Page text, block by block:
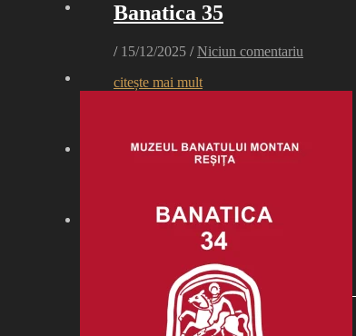
Banatica 35
/ 15/12/2025 / Niciun comentariu
citește mai mult